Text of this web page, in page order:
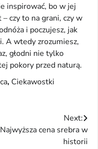
inspirować, bo w jej
czy to na grani, czy w
i poczujesz, jak
A wtedy zrozumiesz,
głodni nie tylko
pokory przed naturą.
, Ciekawostki
Next:
Najwyższa cena srebra w
historii